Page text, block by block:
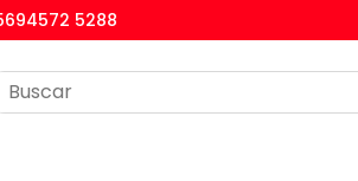
5288